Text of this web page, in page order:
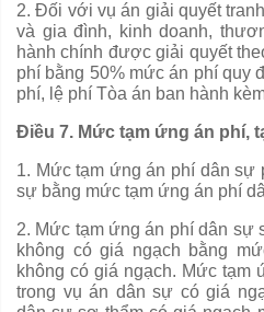
2. Đối với vụ án giải quyết
và gia đình, kinh doanh,
hành chính được giải quyết
phí bằng 50% mức án phí quy
phí, lệ phí Tòa án ban hành
Điều 7. Mức tạm ứng án phí,
1. Mức tạm ứng án phí dân sự
sự bằng mức tạm ứng án phí
2. Mức tạm ứng án phí dân sự
không có giá ngạch bằng
không có giá ngạch. Mức tạm
trong vụ án dân sự có giá